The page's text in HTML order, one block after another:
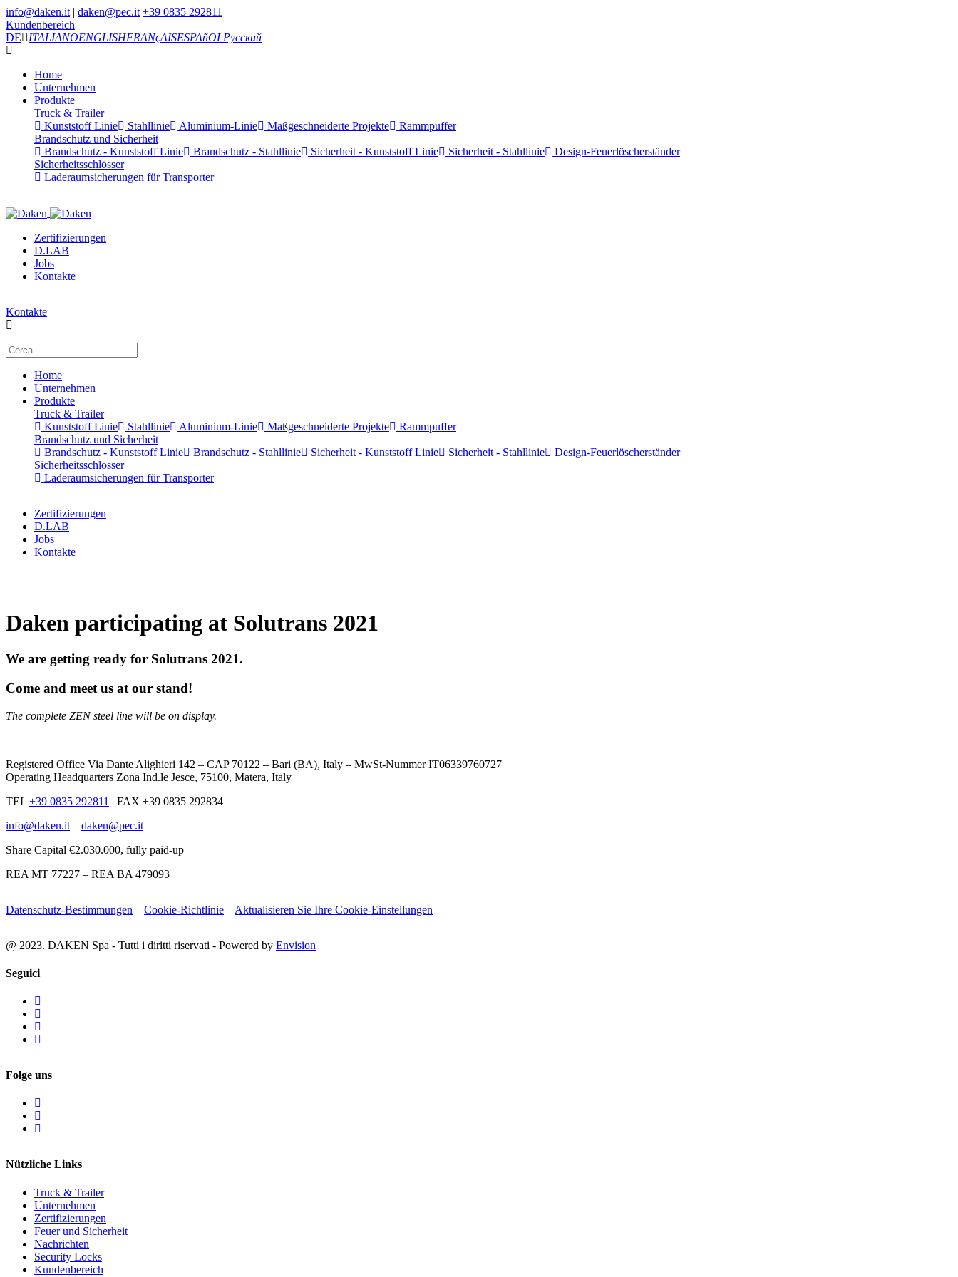
info@daken.it | daken@pec.it +39 0835 292811
Kundenbereich
DE
ITALIANOENGLISHFRANçAISESPAñOLРусский
Home
Unternehmen
Produkte
Truck & Trailer
Kunststoff Linie
Stahllinie Aluminium-Linie Maßgeschneiderte Projekte
Rammpuffer
Brandschutz und Sicherheit
Brandschutz - Kunststoff Linie
Brandschutz - Stahllinie Sicherheit - Kunststoff Linie Sicherheit - Stahllinie
Design-Feuerlöscherständer
Sicherheitsschlösser
Laderaumsicherungen für Transporter
Zertifizierungen
D.LAB
Jobs
Kontakte
Kontakte
Home
Unternehmen
Produkte
Truck & Trailer
Kunststoff Linie
Stahllinie Aluminium-Linie Maßgeschneiderte Projekte
Rammpuffer
Brandschutz und Sicherheit
Brandschutz - Kunststoff Linie
Brandschutz - Stahllinie Sicherheit - Kunststoff Linie Sicherheit - Stahllinie
Design-Feuerlöscherständer
Sicherheitsschlösser
Laderaumsicherungen für Transporter
Zertifizierungen
D.LAB
Jobs
Kontakte
Daken participating at Solutrans 2021
We are getting ready for Solutrans 2021.
Come and meet us at our stand!
The complete ZEN steel line will be on display.
Registered Office Via Dante Alighieri 142 – CAP 70122 – Bari (BA), Italy – MwSt-Nummer IT06339760727
Operating Headquarters Zona Ind.le Jesce, 75100, Matera, Italy
TEL +39 0835 292811 | FAX +39 0835 292834
info@daken.it – daken@pec.it
Share Capital €2.030.000, fully paid-up
REA MT 77227 – REA BA 479093
Datenschutz-Bestimmungen – Cookie-Richtlinie – Aktualisieren Sie Ihre Cookie-Einstellungen
@ 2023. DAKEN Spa - Tutti i diritti riservati - Powered by Envision
Seguici
Folge uns
Nützliche Links
Truck & Trailer
Unternehmen
Zertifizierungen
Feuer und Sicherheit
Nachrichten
Security Locks
Kundenbereich